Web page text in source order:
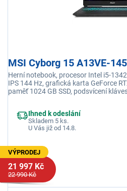
MSI Cyborg 15 A13VE-
Herní notebook, procesor Intel i5-
IPS 144 Hz, grafická karta GeForce
paměť 1024 GB SSD, podsvícení
Ihned k odeslání
Skladem 5 ks.
U Vás již od 14.8.
VÝPRODEJ
21 997 Kč
22 990 Kč